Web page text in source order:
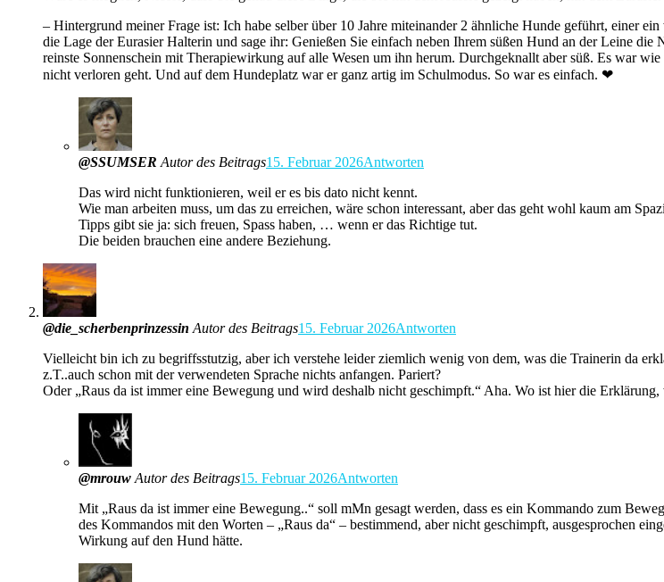
– Hintergrund meiner Frage ist: Ich habe selber über 10 Jahre miteinander 2 ähnliche Hunde geführt, einer
die Lage der Eurasier Halterin und sage ihr: Genießen Sie einfach neben Ihrem süßen Hund an der Leine
reinste Sonnenschein mit Therapiewirkung auf alle Wesen um ihn herum. Durchgeknallt aber süß. Es war
nicht verloren geht. Und auf dem Hundeplatz war er ganz artig im Schulmodus. So war es einfach. ❤
@SSUMSER Autor des Beitrags15. Februar 2026Antworten
Das wird nicht funktionieren, weil er es bis dato nicht kennt.
Wie man arbeiten muss, um das zu erreichen, wäre schon interessant, aber das geht wohl kaum am
Tipps gibt sie ja: sich freuen, Spass haben, … wenn er das Richtige tut.
Die beiden brauchen eine andere Beziehung.
@die_scherbenprinzessin Autor des Beitrags15. Februar 2026Antworten
Vielleicht bin ich zu begriffsstutzig, aber ich verstehe leider ziemlich wenig von dem, was die Trainerin da
z.T..auch schon mit der verwendeten Sprache nichts anfangen. Pariert?
Oder „Raus da ist immer eine Bewegung und wird deshalb nicht geschimpft.“ Aha. Wo ist hier die
@mrouw Autor des Beitrags15. Februar 2026Antworten
Mit „Raus da ist immer eine Bewegung..“ soll mMn gesagt werden, dass es ein Kommando zum
des Kommandos mit den Worten – „Raus da“ – bestimmend, aber nicht geschimpft, ausgesprochen
Wirkung auf den Hund hätte.